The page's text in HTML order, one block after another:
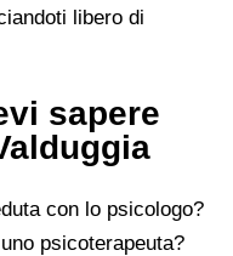
libero di
sapere
con lo psicologo?
psicoterapeuta?